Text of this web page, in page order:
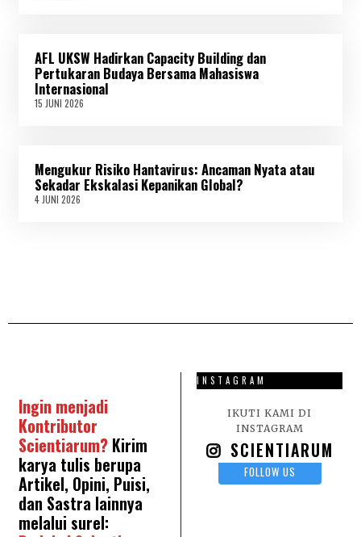
2
0
2
6
AFL UKSW Hadirkan Capacity Building dan
Pertukaran Budaya Bersama Mahasiswa
Internasional
15 JUNI 2026
I
2
0
Mengukur Risiko Hantavirus: Ancaman Nyata atau
Sekadar Ekskalasi Kepanikan Global?
4 JUNI 2026
Ingin menjadi
Kontributor
Scientiarum? Kirim
karya tulis berupa
Artikel, Opini, Puisi,
dan Sastra lainnya
melalui surel:
INSTAGRAM
IKUTI KAMI DI
INSTAGRAM
SCIENTIARUM
FOLLOW US